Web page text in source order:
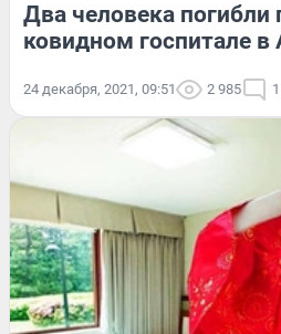
Два человека погибли
ковидном госпитале в
24 декабря, 2021, 09:51 2 985 1